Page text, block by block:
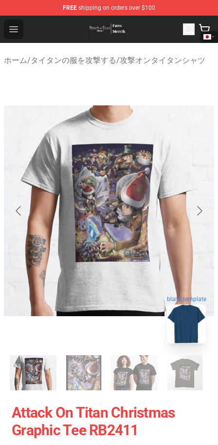
FREE shipping on orders over $100
Open menu
Attack On Titan Store - Official Attack On Titan
ホーム/タイタンの服を攻撃する/攻撃オンタイタンシャツ
blank template
Attack On Titan Christmas
Graphic Tee RB2411